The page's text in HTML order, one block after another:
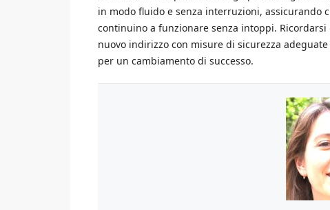
in modo fluido e senza interruzioni, assicurando
continuino a funzionare senza intoppi.
nuovo indirizzo con misure di sicurezza
per un cambiamento di successo.